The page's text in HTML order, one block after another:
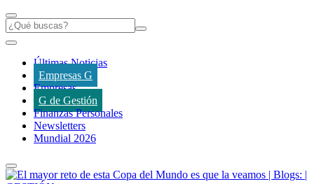
Últimas Noticias
Empresas G
Empresas
G de Gestión
Finanzas Personales
Newsletters
Mundial 2026